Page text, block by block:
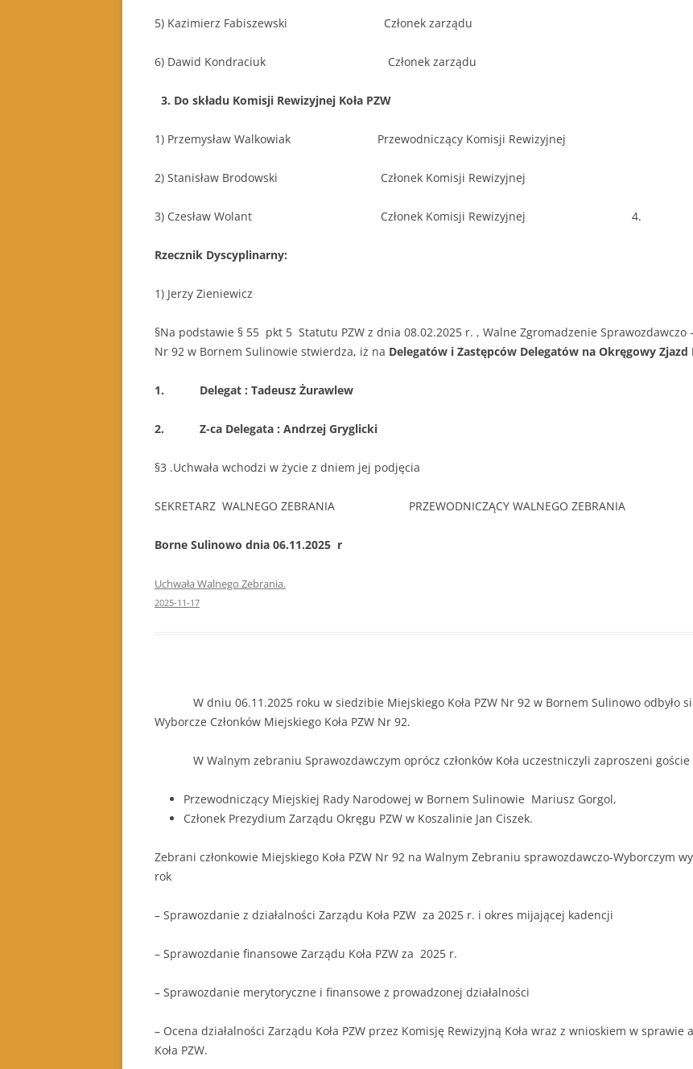
5) Kazimierz Fabiszewski Członek zarządu
6) Dawid Kondraciuk Członek zarządu
3. Do składu Komisji Rewizyjnej Koła PZW
1) Przemysław Walkowiak Przewodniczący Komisji Rewizyjnej
2) Stanisław Brodowski Członek Komisji Rewizyjnej
3) Czesław Wolant Członek Komisji Rewizyjnej 4.
Rzecznik Dyscyplinarny:
1) Jerzy Zieniewicz
§Na podstawie § 55 pkt 5 Statutu PZW z dnia 08.02.2025 r. , Walne Zgromadzenie Sprawozdawczo
Nr 92 w Bornem Sulinowie stwierdza, iż na Delegatów i Zastępców Delegatów na Okręgowy
1. Delegat : Tadeusz Żurawlew
2. Z-ca Delegata : Andrzej Gryglicki
§3 .Uchwała wchodzi w życie z dniem jej podjęcia
SEKRETARZ WALNEGO ZEBRANIA PRZEWODNICZĄCY WALNEGO ZEBRANIA
Borne Sulinowo dnia 06.11.2025 r
Uchwała Walnego Zebrania.
2025-11-17
W dniu 06.11.2025 roku w siedzibie Miejskiego Koła PZW Nr 92 w Bornem Sulinowo odbyło
Wyborcze Członków Miejskiego Koła PZW Nr 92.
W Walnym zebraniu Sprawozdawczym oprócz członków Koła uczestniczyli zaproszeni goście
Przewodniczący Miejskiej Rady Narodowej w Bornem Sulinowie Mariusz Gorgol,
Członek Prezydium Zarządu Okręgu PZW w Koszalinie Jan Ciszek.
Zebrani członkowie Miejskiego Koła PZW Nr 92 na Walnym Zebraniu sprawozdawczo-Wyborczym
rok
– Sprawozdanie z działalności Zarządu Koła PZW za 2025 r. i okres mijającej kadencji
– Sprawozdanie finansowe Zarządu Koła PZW za 2025 r.
– Sprawozdanie merytoryczne i finansowe z prowadzonej działalności
– Ocena działalności Zarządu Koła PZW przez Komisję Rewizyjną Koła wraz z wnioskiem w
Koła PZW.